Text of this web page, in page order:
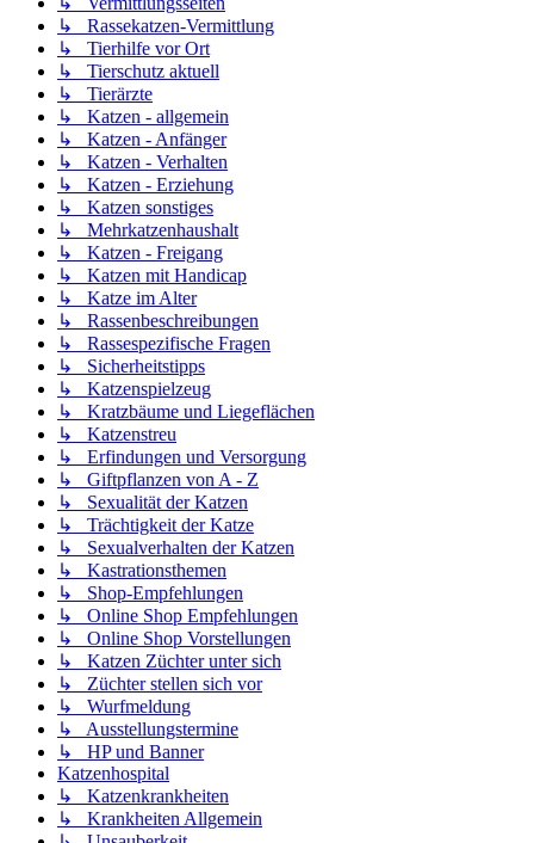
↳ Rassekatzen-Vermittlung
↳ Tierhilfe vor Ort
↳ Tierschutz aktuell
↳ Tierärzte
↳ Katzen - allgemein
↳ Katzen - Anfänger
↳ Katzen - Verhalten
↳ Katzen - Erziehung
↳ Katzen sonstiges
↳ Mehrkatzenhaushalt
↳ Katzen - Freigang
↳ Katzen mit Handicap
↳ Katze im Alter
↳ Rassenbeschreibungen
↳ Rassespezifische Fragen
↳ Sicherheitstipps
↳ Katzenspielzeug
↳ Kratzbäume und Liegeflächen
↳ Katzenstreu
↳ Erfindungen und Versorgung
↳ Giftpflanzen von A - Z
↳ Sexualität der Katzen
↳ Trächtigkeit der Katze
↳ Sexualverhalten der Katzen
↳ Kastrationsthemen
↳ Shop-Empfehlungen
↳ Online Shop Empfehlungen
↳ Online Shop Vorstellungen
↳ Katzen Züchter unter sich
↳ Züchter stellen sich vor
↳ Wurfmeldung
↳ Ausstellungstermine
↳ HP und Banner
Katzenhospital
↳ Katzenkrankheiten
↳ Krankheiten Allgemein